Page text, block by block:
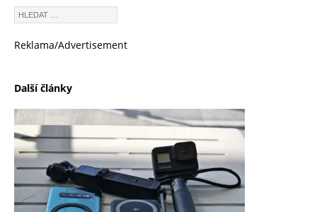
Reklama/Advertisement
Další články